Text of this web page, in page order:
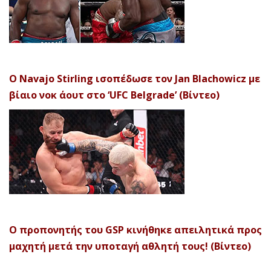
Ο Navajo Stirling ισοπέδωσε τον Jan Blachowicz με
βίαιο νοκ άουτ στο ‘UFC Belgrade’ (Βίντεο)
Ο προπονητής του GSP κινήθηκε απειλητικά προς
μαχητή μετά την υποταγή αθλητή τους! (Βίντεο)